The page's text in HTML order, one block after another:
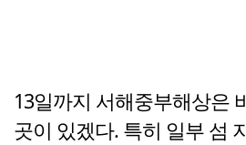
13일까지 서해중부해상은
곳이 있겠다. 특히 일부 섬